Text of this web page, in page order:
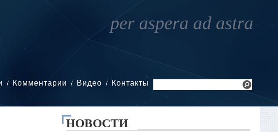
Комментарии Видео Контакты
НОВОСТИ